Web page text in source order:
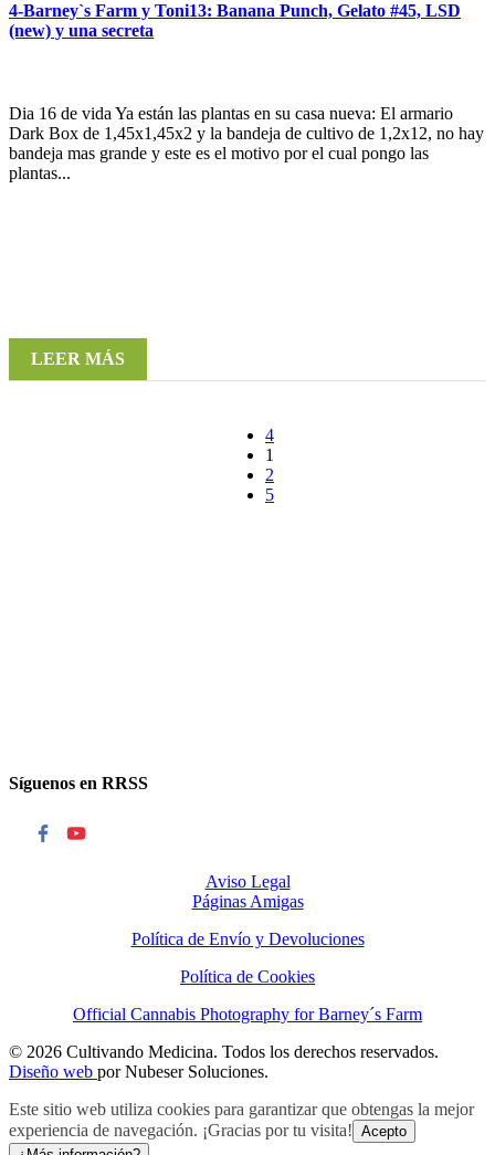
4-Barney`s Farm y Toni13: Banana Punch, Gelato #45, LSD
(new) y una secreta
Dia 16 de vida Ya están las plantas en su casa nueva: El armario
Dark Box de 1,45x1,45x2 y la bandeja de cultivo de 1,2x12, no hay
bandeja mas grande y este es el motivo por el cual pongo las
plantas...
LEER MÁS
1
2
Síguenos en RRSS
Aviso Legal
Páginas Amigas
Política de Envío y Devoluciones
Política de Cookies
Official Cannabis Photography for Barney´s Farm
© 2026 Cultivando Medicina. Todos los derechos reservados.
Diseño web por Nubeser Soluciones.
Este sitio web utiliza cookies para garantizar que obtengas la mejor
experiencia de navegación. ¡Gracias por tu visita! Acepto